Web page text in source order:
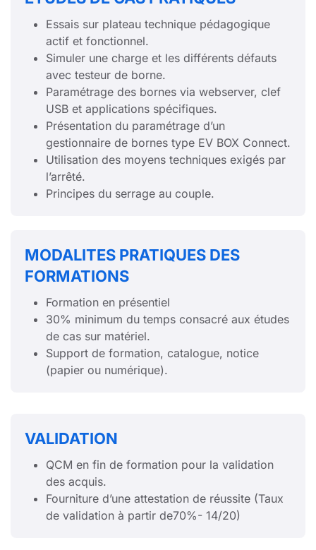
Essais sur plateau technique pédagogique
actif et fonctionnel.
Simuler une charge et les différents défauts
avec testeur de borne.
Paramétrage des bornes via webserver, clef
USB et applications spécifiques.
Présentation du paramétrage d’un
gestionnaire de bornes type EV BOX Connect.
Utilisation des moyens techniques exigés par
l’arrêté.
Principes du serrage au couple.
MODALITES PRATIQUES DES
FORMATIONS
Formation en présentiel
30% minimum du temps consacré aux études
de cas sur matériel.
Support de formation, catalogue, notice
(papier ou numérique).
VALIDATION
QCM en fin de formation pour la validation
des acquis.
Fourniture d’une attestation de réussite (Taux
de validation à partir de70%- 14/20)